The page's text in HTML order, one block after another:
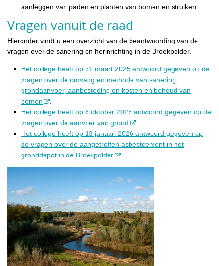
aanleggen van paden en planten van bomen en struiken.
Vragen vanuit de raad
Hieronder vindt u een overzicht van de beantwoording van de
vragen over de sanering en herinrichting in de Broekpolder.
Het college heeft op 31 maart 2025 antwoord gegeven op de
vragen over de omvang en methode van sanering,
grondaanvoer, aanbesteding en kosten en behoud van
bomen
Het college heeft op 6 oktober 2025 antwoord gegeven op de
vragen over de aanvoer van grond
Het college heeft op 13 januari 2026 antwoord gegeven op
de vragen over de aangetroffen asbestcement in het
gronddepot in de Broekpolder